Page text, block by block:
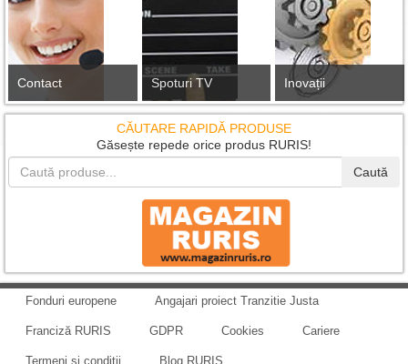
Contact Spoturi TV Inovații
CĂUTARE RAPIDĂ PRODUSE
Găsește repede orice produs RURIS!
Caută
Fonduri europene Angajari proiect Tranzitie Justa
Franciză RURIS GDPR Cookies Cariere
Termeni și condiții Blog RURIS